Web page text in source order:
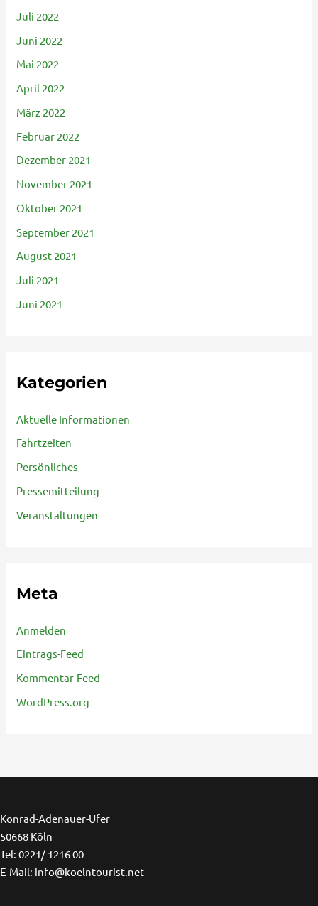
Juli 2022
Juni 2022
Mai 2022
April 2022
März 2022
Februar 2022
Dezember 2021
November 2021
Oktober 2021
September 2021
August 2021
Juli 2021
Juni 2021
Kategorien
Aktuelle Informationen
Fahrtzeiten
Persönliches
Pressemitteilung
Veranstaltungen
Meta
Anmelden
Eintrags-Feed
Kommentar-Feed
WordPress.org
Konrad-Adenauer-Ufer
50668 Köln
Tel: 0221/ 1216 00
E-Mail: info@koelntourist.net